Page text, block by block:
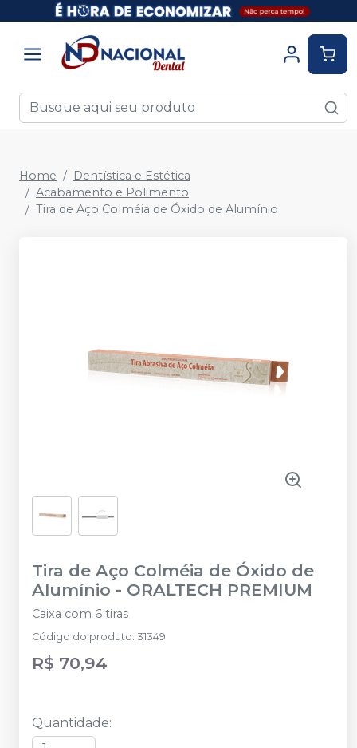
Home
Dentística e Estética
Acabamento e Polimento
Tira de Aço Colméia de Óxido de Alumínio
Tira de Aço Colméia de Óxido de
Alumínio - ORALTECH PREMIUM
Caixa com 6 tiras
Código do produto: 31349
R$ 70,94
Quantidade: